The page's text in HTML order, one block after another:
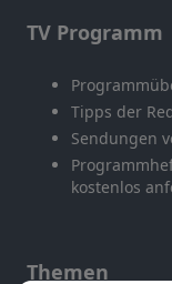
TV Programm
Tipps der
Sendungen
kostenlos
Themen